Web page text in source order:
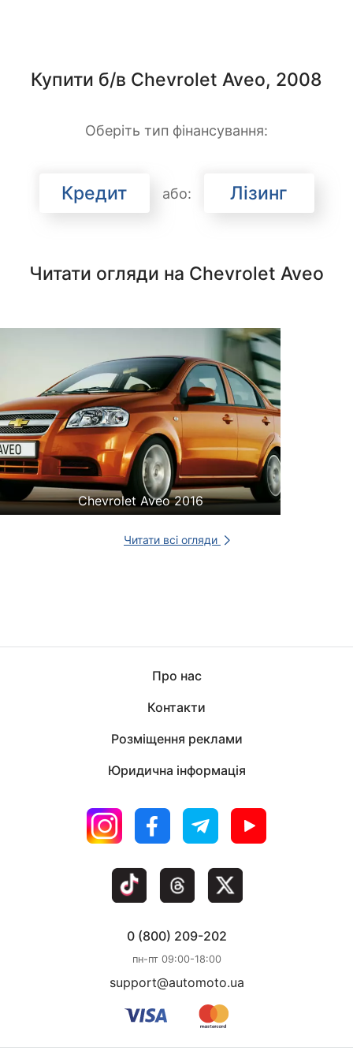
Купити б/в Chevrolet Aveo, 2008
Оберіть тип фінансування:
Кредит або: Лізинг
Читати огляди на Chevrolet Aveo
Chevrolet Aveo 2016
Читати всі огляди
Про нас
Контакти
Розміщення реклами
Юридична інформація
0 (800) 209-202
пн-пт 09:00-18:00
support@automoto.ua